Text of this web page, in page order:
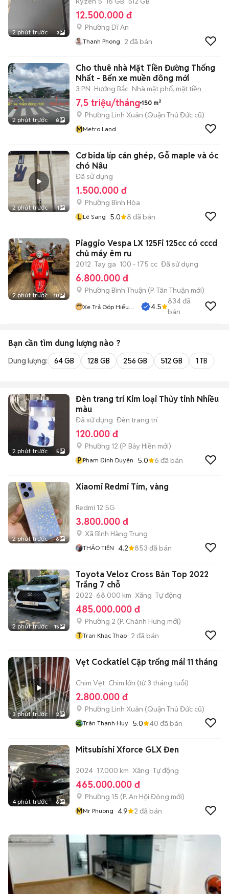
2 phút trước 3
12.500.000 đ
Phường Dĩ An
Thanh Phong 2 đã bán
2 phút trước 8
Cho thuê nhà Mặt Tiền Đường Thống
Nhất - Bến xe muền đông mới
3 PN Hướng Bắc Nhà mặt phố, mặt tiền
7,5 triệu/tháng 150 m²
Phường Linh Xuân (Quận Thủ Đức cũ)
MMetro Land
2 phút trước 1
Cơ bida líp cán ghép, Gỗ maple và óc
chó Nâu
Đã sử dụng
1.500.000 đ
Phường Bình Hòa
L Lê Sang 5.0 8 đã bán
2 phút trước 10
Piaggio Vespa LX 125Fi 125cc có cccd
chủ máy êm ru
2012 Tay ga 100 - 175 cc Đã sử dụng
6.800.000 đ
Phường Bình Thuận (P. Tân Thuận mới)
Xe Trả Góp Hiếu
4.5
834đã
bán
Bạn cần tìm dung lượng nào ?
Dung lượng: 64 GB 128 GB 256 GB 512 GB 1 TB
2 phút trước 5
Đèn trang trí Kim loại Thủy tinh Nhiều
màu
Đã sử dụng Đèn trang trí
120.000 đ
Phường 12 (P. Bảy Hiền mới)
P Pham Đinh Duyên 5.0 6 đã bán
2 phút trước 6
Xiaomi Redmi Tím, vàng
Redmi 12 5G
3.800.000 đ
Xã Bình Hàng Trung
THẢO TIÊN 4.2 853 đã bán
2 phút trước 15
Toyota Veloz Cross Bản Top 2022
Trắng 7 chỗ
2022 68.000 km Xăng Tự động
485.000.000 đ
Phường 2 (P. Chánh Hưng mới)
T Tran Khac Thao 2 đã bán
3 phút trước 2
Vẹt Cockatiel Cặp trống mái 11 tháng
Chim Vẹt Chim lớn (từ 3 tháng tuổi)
2.800.000 đ
Phường Linh Xuân (Quận Thủ Đức cũ)
Trân Thanh Huy 5.0 40 đã bán
4 phút trước 6
Mitsubishi Xforce GLX Đen
2024 17.000 km Xăng Tự động
465.000.000 đ
Phường 15 (P. An Hội Đông mới)
MMr Phuong 4.9 2 đã bán